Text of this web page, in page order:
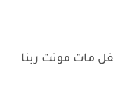
مات موتت ربنا